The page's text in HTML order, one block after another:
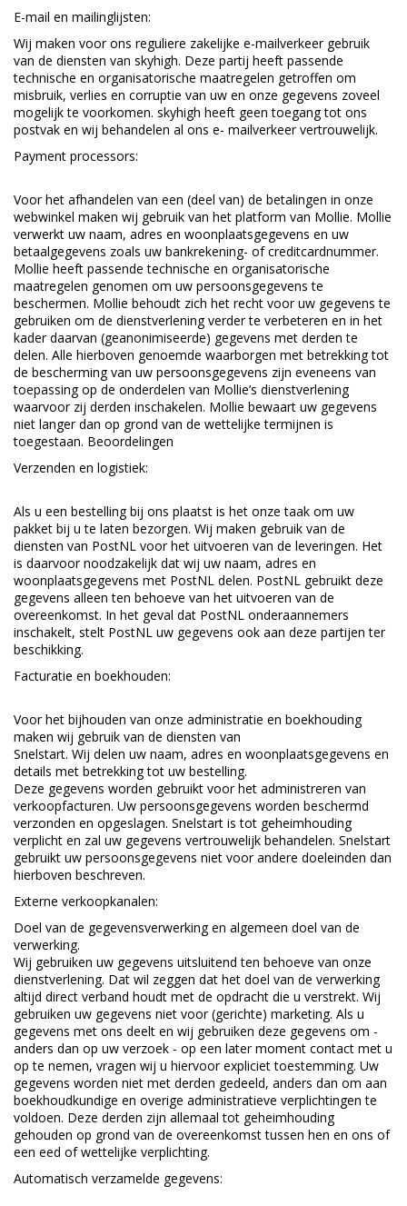
E-mail en mailinglijsten:
Wij maken voor ons reguliere zakelijke e-mailverkeer gebruik
van de diensten van skyhigh. Deze partij heeft passende
technische en organisatorische maatregelen getroffen om
misbruik, verlies en corruptie van uw en onze gegevens zoveel
mogelijk te voorkomen. skyhigh heeft geen toegang tot ons
postvak en wij behandelen al ons e- mailverkeer vertrouwelijk.
Payment processors:
Voor het afhandelen van een (deel van) de betalingen in onze
webwinkel maken wij gebruik van het platform van Mollie. Mollie
verwerkt uw naam, adres en woonplaatsgegevens en uw
betaalgegevens zoals uw bankrekening- of creditcardnummer.
Mollie heeft passende technische en organisatorische
maatregelen genomen om uw persoonsgegevens te
beschermen. Mollie behoudt zich het recht voor uw gegevens te
gebruiken om de dienstverlening verder te verbeteren en in het
kader daarvan (geanonimiseerde) gegevens met derden te
delen. Alle hierboven genoemde waarborgen met betrekking tot
de bescherming van uw persoonsgegevens zijn eveneens van
toepassing op de onderdelen van Mollie’s dienstverlening
waarvoor zij derden inschakelen. Mollie bewaart uw gegevens
niet langer dan op grond van de wettelijke termijnen is
toegestaan. Beoordelingen
Verzenden en logistiek:
Als u een bestelling bij ons plaatst is het onze taak om uw
pakket bij u te laten bezorgen. Wij maken gebruik van de
diensten van PostNL voor het uitvoeren van de leveringen. Het
is daarvoor noodzakelijk dat wij uw naam, adres en
woonplaatsgegevens met PostNL delen. PostNL gebruikt deze
gegevens alleen ten behoeve van het uitvoeren van de
overeenkomst. In het geval dat PostNL onderaannemers
inschakelt, stelt PostNL uw gegevens ook aan deze partijen ter
beschikking.
Facturatie en boekhouden:
Voor het bijhouden van onze administratie en boekhouding
maken wij gebruik van de diensten van
Snelstart. Wij delen uw naam, adres en woonplaatsgegevens en
details met betrekking tot uw bestelling.
Deze gegevens worden gebruikt voor het administreren van
verkoopfacturen. Uw persoonsgegevens worden beschermd
verzonden en opgeslagen. Snelstart is tot geheimhouding
verplicht en zal uw gegevens vertrouwelijk behandelen. Snelstart
gebruikt uw persoonsgegevens niet voor andere doeleinden dan
hierboven beschreven.
Externe verkoopkanalen:
Doel van de gegevensverwerking en algemeen doel van de
verwerking.
Wij gebruiken uw gegevens uitsluitend ten behoeve van onze
dienstverlening. Dat wil zeggen dat het doel van de verwerking
altijd direct verband houdt met de opdracht die u verstrekt. Wij
gebruiken uw gegevens niet voor (gerichte) marketing. Als u
gegevens met ons deelt en wij gebruiken deze gegevens om -
anders dan op uw verzoek - op een later moment contact met u
op te nemen, vragen wij u hiervoor expliciet toestemming. Uw
gegevens worden niet met derden gedeeld, anders dan om aan
boekhoudkundige en overige administratieve verplichtingen te
voldoen. Deze derden zijn allemaal tot geheimhouding
gehouden op grond van de overeenkomst tussen hen en ons of
een eed of wettelijke verplichting.
Automatisch verzamelde gegevens: